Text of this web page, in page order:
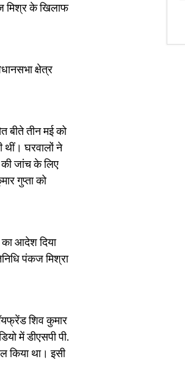
मिश्र के खिलाफ
क्षेत्र
बीते तीन मई को
थीं। घरवालों ने
जांच के लिए
गुप्ता को
का आदेश दिया
पंकज मिश्रा
शिव कुमार
में डीएसपी पी.
किया था। इसी